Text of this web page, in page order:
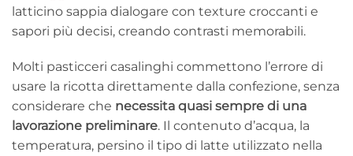
latticino sappia dialogare con texture croccanti e
sapori più decisi, creando contrasti memorabili.
Molti pasticceri casalinghi commettono l’errore di
usare la ricotta direttamente dalla confezione, senza
considerare che necessita quasi sempre di una
lavorazione preliminare. Il contenuto d’acqua, la
temperatura, persino il tipo di latte utilizzato nella